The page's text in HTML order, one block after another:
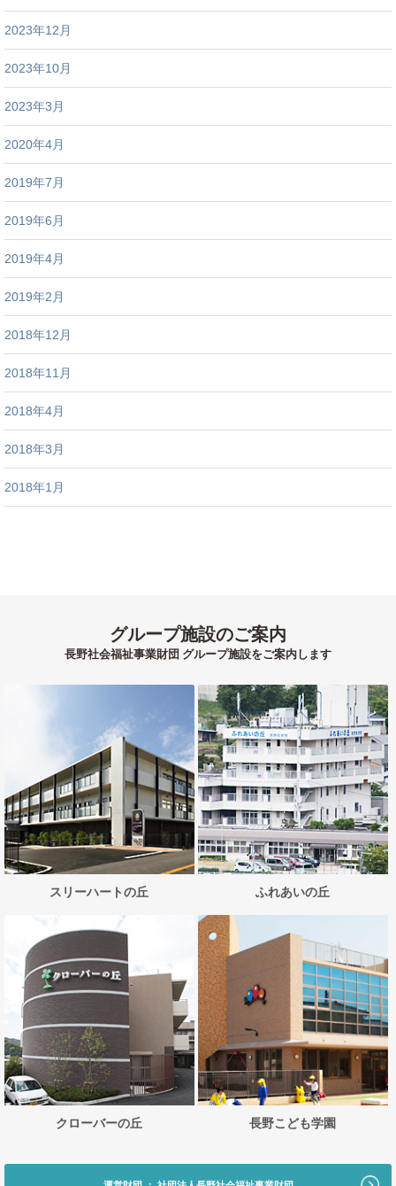
2023年12月
2023年10月
2023年3月
2020年4月
2019年7月
2019年6月
2019年4月
2019年2月
2018年12月
2018年11月
2018年4月
2018年3月
2018年1月
グループ施設のご案内
長野社会福祉事業財団 グループ施設をご案内します
スリーハートの丘 ふれあいの丘
クローバーの丘 長野こども学園